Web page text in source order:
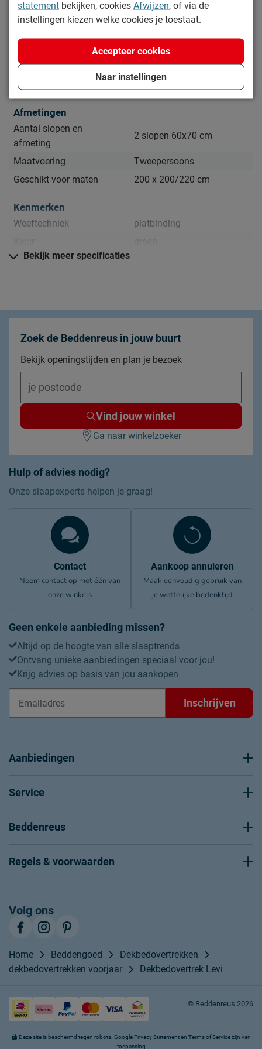
Specificaties
Productinformatie
Artikelnummer
1224489
Merk
Beddenreus Comfort
Afmetingen
Aantal slopen en
afmeting
2 slopen 60x70 cm
Maatvoering
Tweepersoons
Geschikt voor maten
200 x 200/220 cm
Kenmerken
Weeftechniek
platbinding
Dessin
Materiaal
Materiaal katoen
Onderhoud
Wasinstructies
Drooginstructies
temperatuur
Strijkinstructies
normaal strijken 150°C
Garantie
voorwaarden
Leveranciersinformatie
Beddenreus B.V.
Postbus 716, 5400 AS,
Uden, Nederland
Emailadres
info@beddenreus.nl
Bekijk meer specificaties
Hulp of advies nodig?
Onze slaapexperts helpen je graag!
Contact
Neem contact op met één van
onze winkels
Aankoop annuleren
Maak eenvoudig gebruik van
je wettelijke bedenktijd
Geen enkele aanbieding missen?
Altijd op de hoogte van alle slaaptrends
Ontvang unieke aanbiedingen speciaal voor jou!
Krijg advies op basis van jou aankopen
Inschrijven
Zoek de Beddenreus in jouw buurt
Bekijk openingstijden en plan je bezoek
Vind jouw winkel
Ga naar winkelzoeker
Aanbiedingen
Service
Beddenreus
Regels & voorwaarden
Volg ons
Home Beddengoed
Dekbedovertrekken
dekbedovertrekken voorjaar
Dekbedovertrek Levi
© Beddenreus 2026
Deze site is beschermd tegen robots. Google Privacy Statementen Terms of Servicezijn van
toepassing
statement bekijken, cookies Afwijzen, of via de
instellingen kiezen welke cookies je toestaat.
Naar instellingen
Accepteer cookies